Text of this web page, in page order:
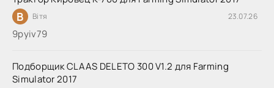
В Вітя 23.07.26
9руіv79
Подборщик CLAAS DELETO 300 V1.2 для Farming
Simulator 2017